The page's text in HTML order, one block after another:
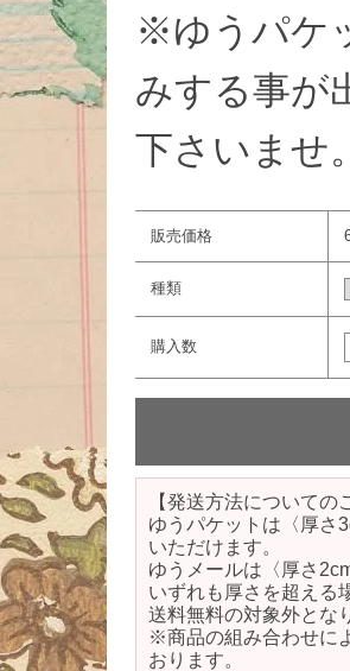
※ゆうパケ
みする事が
下さいませ。
販売価格
種類
購入数
【発送方法についての
ゆうパケットは〈厚さ
いただけます。
ゆうメールは〈厚さ
いずれも厚さを超える
送料無料の対象外とな
※商品の組み合わせに
おります。